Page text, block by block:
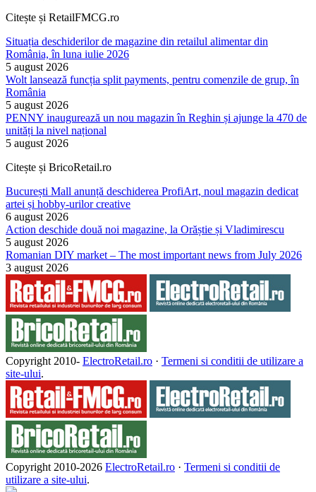
Citește și RetailFMCG.ro
Situația deschiderilor de magazine din retailul alimentar din
România, în luna iulie 2026
5 august 2026
Wolt lansează funcția split payments, pentru comenzile de grup, în
România
5 august 2026
PENNY inaugurează un nou magazin în Reghin și ajunge la 470 de
unități la nivel național
5 august 2026
Citește și BricoRetail.ro
București Mall anunță deschiderea ProfiArt, noul magazin dedicat
artei și hobby-urilor creative
6 august 2026
Action deschide două noi magazine, la Orăștie și Vladimirescu
5 august 2026
Romanian DIY market – The most important news from July 2026
3 august 2026
Copyright 2010- ElectroRetail.ro · Termeni si conditii de utilizare a
site-ului.
Copyright 2010-2026 ElectroRetail.ro · Termeni si conditii de
utilizare a site-ului.